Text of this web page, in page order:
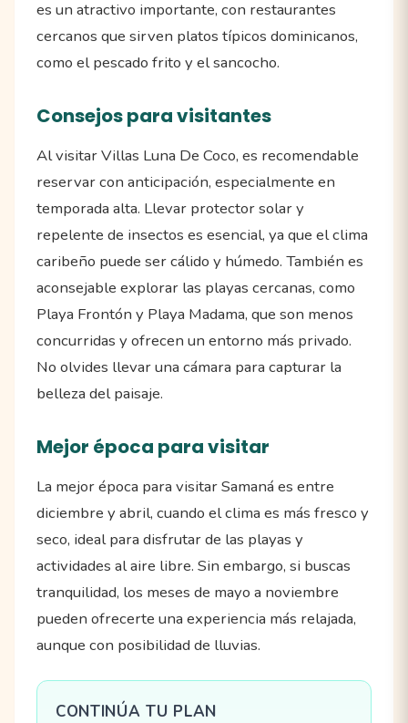
es un atractivo importante, con restaurantes
cercanos que sirven platos típicos dominicanos,
como el pescado frito y el sancocho.
Consejos para visitantes
Al visitar Villas Luna De Coco, es recomendable
reservar con anticipación, especialmente en
temporada alta. Llevar protector solar y
repelente de insectos es esencial, ya que el clima
caribeño puede ser cálido y húmedo. También es
aconsejable explorar las playas cercanas, como
Playa Frontón y Playa Madama, que son menos
concurridas y ofrecen un entorno más privado.
No olvides llevar una cámara para capturar la
belleza del paisaje.
Mejor época para visitar
La mejor época para visitar Samaná es entre
diciembre y abril, cuando el clima es más fresco y
seco, ideal para disfrutar de las playas y
actividades al aire libre. Sin embargo, si buscas
tranquilidad, los meses de mayo a noviembre
pueden ofrecerte una experiencia más relajada,
aunque con posibilidad de lluvias.
CONTINÚA TU PLAN